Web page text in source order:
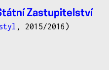
Zastupitelství
, 2015/2016)